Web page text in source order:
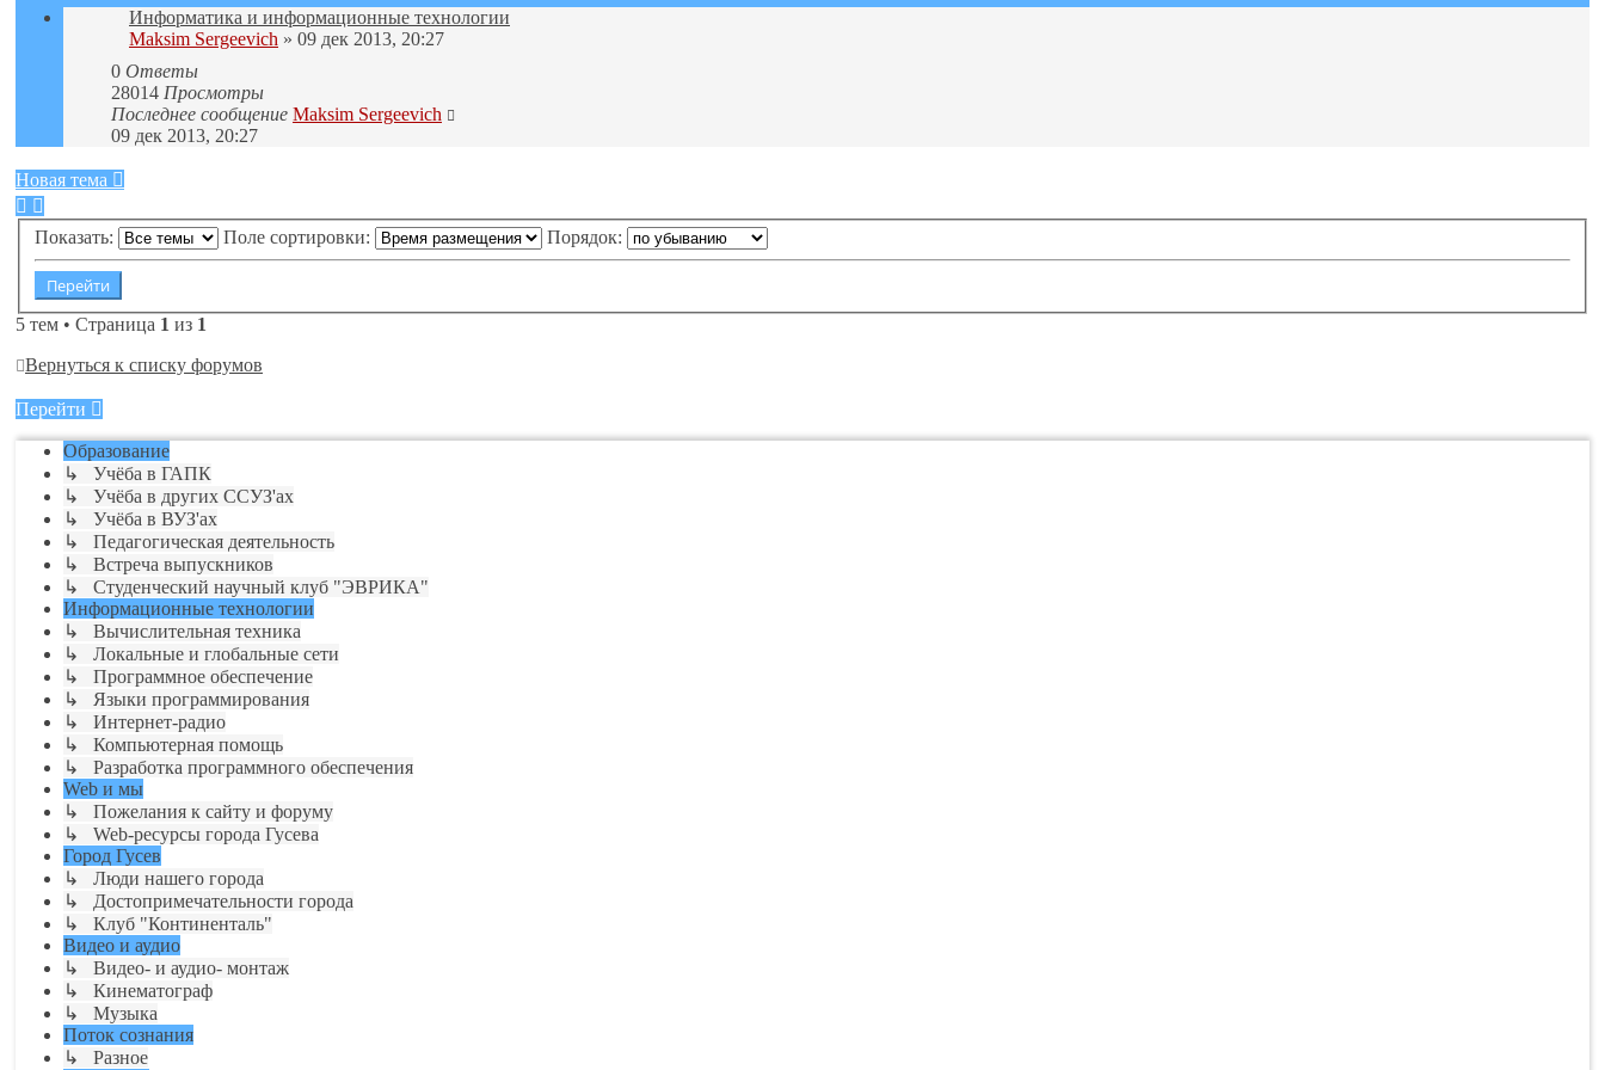
Информатика и информационные технологии
Maksim Sergeevich » 09 дек 2013, 20:27
0 Ответы
28014 Просмотры
Последнее сообщение Maksim Sergeevich
09 дек 2013, 20:27
Новая тема
Показать: Поле сортировки: Порядок:
5 тем • Страница 1 из 1
Вернуться к списку форумов
Перейти
Образование
↳ Учёба в ГАПК
↳ Учёба в других ССУЗ'ах
↳ Учёба в ВУЗ'ах
↳ Педагогическая деятельность
↳ Встреча выпускников
↳ Студенческий научный клуб "ЭВРИКА"
Информационные технологии
↳ Вычислительная техника
↳ Локальные и глобальные сети
↳ Программное обеспечение
↳ Языки программирования
↳ Интернет-радио
↳ Компьютерная помощь
↳ Разработка программного обеспечения
Web и мы
↳ Пожелания к сайту и форуму
↳ Web-ресурсы города Гусева
Город Гусев
↳ Люди нашего города
↳ Достопримечательности города
↳ Клуб "Континенталь"
Видео и аудио
↳ Видео- и аудио- монтаж
↳ Кинематограф
↳ Музыка
Поток сознания
↳ Разное